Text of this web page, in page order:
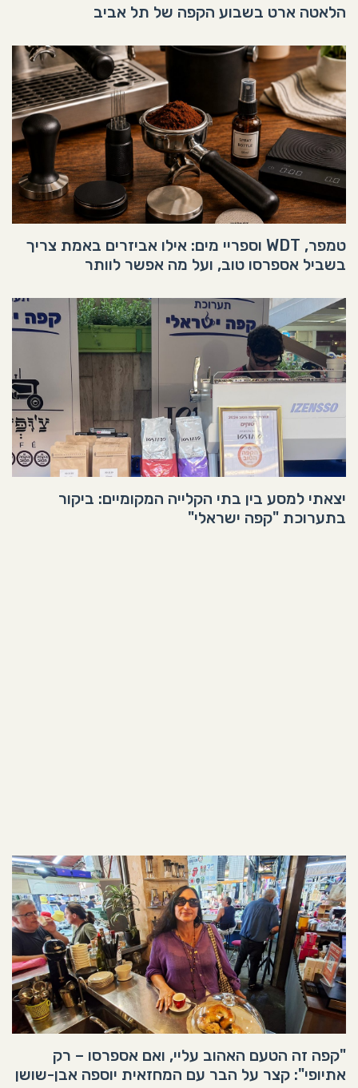
הלאטה ארט בשבוע הקפה של תל אביב
טמפר, WDT וספריי מים: אילו אביזרים באמת צריך
בשביל אספרסו טוב, ועל מה אפשר לוותר
יצאתי למסע בין בתי הקלייה המקומיים: ביקור
בתערוכת "קפה ישראלי"
"קפה זה הטעם האהוב עליי, ואם אספרסו – רק
אתיופי": קצר על הבר עם המחזאית יוספה אבן-שושן